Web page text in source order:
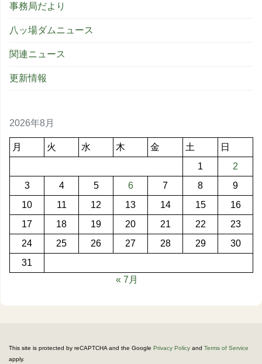
事務局だより
八ッ場ダムニュース
関連ニュース
更新情報
2026年8月
月 火 水 木 金 土
日
1
2
3
4 5 6 7 8
9
10
11 12 13 14 15
16
17
18 19 20 21 22
23
24
25 26 27 28 29
30
31
« 7月
This site is protected by reCAPTCHA and the Google Privacy Policy and Terms of Service
apply.